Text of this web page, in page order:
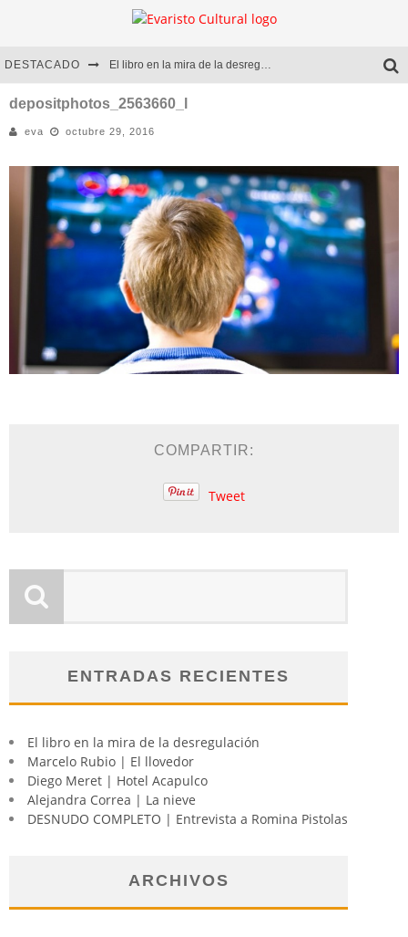
DESTACADO El libro en la mira de la desregulación
Marcelo Rubio | El llovedor
Diego Meret | Hotel Acapulco
Alejandra Correa | La nieve
depositphotos_2563660_l
eva octubre 29, 2016
COMPARTIR:
Tweet
ENTRADAS RECIENTES
El libro en la mira de la desregulación
Marcelo Rubio | El llovedor
Diego Meret | Hotel Acapulco
Alejandra Correa | La nieve
DESNUDO COMPLETO | Entrevista a Romina Pistolas
ARCHIVOS